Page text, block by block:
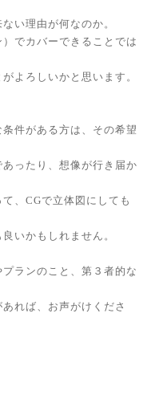
い理由が何なのか。
でカバーできることでは
よろしいかと思います。
件がある方は、その希望
ったり、想像が行き届か
、CGで立体図にしても
いかもしれません。
ランのこと、第３者的な
れば、お声がけくださ